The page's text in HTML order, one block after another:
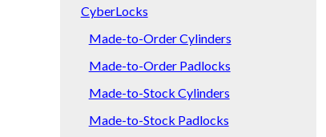
CyberLocks
Made-to-Order Cylinders
Made-to-Order Padlocks
Made-to-Stock Cylinders
Made-to-Stock Padlocks